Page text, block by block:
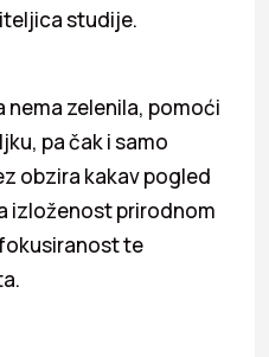
studije.
nema zelenila, pomoći
pa čak i samo
obzira kakav pogled
izloženost prirodnom
te